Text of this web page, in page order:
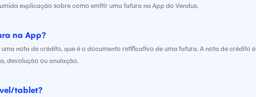
explicação sobre como emitir uma fatura na App do Vendus.
na App?
nota de crédito, que é o documento retificativo de uma fatura. A nota de crédito é
devolução ou anulação.
tablet?